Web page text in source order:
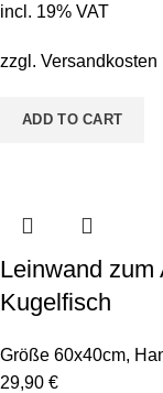
incl. 19% VAT
zzgl. Versandkosten
ADD TO CART
Leinwand zum
Kugelfisch
Größe 60x40cm,
29,90 €